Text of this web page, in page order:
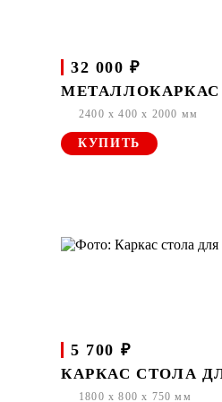
32 000 ₽
2400 x 400 x 2000 мм
КУПИТЬ
5 700 ₽
КАРКАС СТОЛА
1800 x 800 x 750 мм